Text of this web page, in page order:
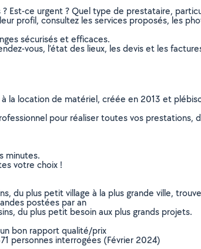
Est-ce urgent ? Quel type de prestataire,
profil, consultez les services proposés, les
sécurisés et efficaces.
vous, l’état des lieux, les devis et les
la location de matériel, créée en 2013 et
pour réaliser toutes vos prestations,
minutes.
votre choix !
du plus petit village à la plus grande ville,
postées par an
du plus petit besoin aux plus grands projets.
bon rapport qualité/prix
personnes interrogées (Février 2024)